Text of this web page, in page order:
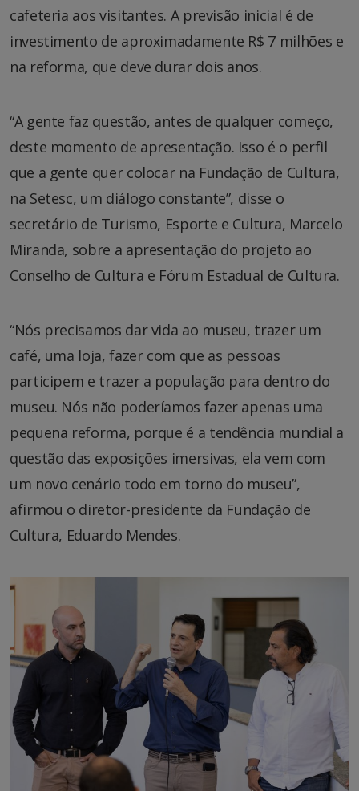
cafeteria aos visitantes. A previsão inicial é de
investimento de aproximadamente R$ 7 milhões e
na reforma, que deve durar dois anos.
“A gente faz questão, antes de qualquer começo,
deste momento de apresentação. Isso é o perfil
que a gente quer colocar na Fundação de Cultura,
na Setesc, um diálogo constante”, disse o
secretário de Turismo, Esporte e Cultura, Marcelo
Miranda, sobre a apresentação do projeto ao
Conselho de Cultura e Fórum Estadual de Cultura.
“Nós precisamos dar vida ao museu, trazer um
café, uma loja, fazer com que as pessoas
participem e trazer a população para dentro do
museu. Nós não poderíamos fazer apenas uma
pequena reforma, porque é a tendência mundial a
questão das exposições imersivas, ela vem com
um novo cenário todo em torno do museu”,
afirmou o diretor-presidente da Fundação de
Cultura, Eduardo Mendes.